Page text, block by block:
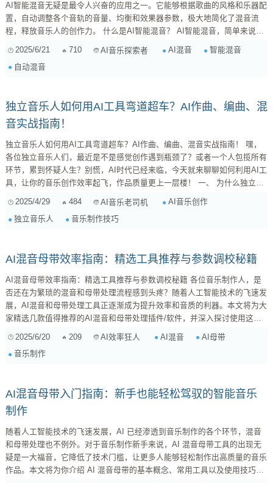
AI智能混音无疑是最令人兴奋的应用之一。它能够根据歌曲的风格和乐器配
置，自动调整各个音轨的音量、均衡和效果器参数，极大地简化了混音流
程，释放音乐人的创作力。 什么是AI智能混音？ AI智能混音，简单来说，
就是利用人工智能算法，模拟专业混音师的工作流程，自动完成混音任务。
它通过分析歌曲的音频数据，识别歌曲的风格、乐器配置、人声特点等信
息，然后根据预设的规则和模型，自动调整各个音轨的音量、均衡、压缩、
2025/6/21 710 AI音乐探索者 AI混音
智能混音
自动混音
独立音乐人如何用AI工具弯道超车？AI作曲、编曲、混
音实战指南！
独立音乐人如何用AI工具弯道超车？AI作曲、编曲、混音实战指南！ 嘿，
各位独立音乐人们，最近是不是感觉创作遇到瓶颈了？或者一个人包揽所有
环节，累到怀疑人生？别慌，AI时代已经来临，今天就来聊聊如何利用AI工
具，让你的音乐创作效率起飞，作品质量更上一层楼！ 一、 为什么独立音
曲、混音、推广…时间被无限切割。AI工具可以帮你快速完成一些重复性工
2025/4/29 484 AI音乐老司机
AI音乐创作
独立音乐人
音乐制作技巧
AI混音母带效率指南：精选工具推荐与参数调校秘籍
AI混音母带效率指南：精选工具推荐与参数调校秘籍 各位音乐制作人，是
否还在为繁琐的混音和母带处理流程感到头疼？随着人工智能技术的飞速发
展，AI混音和母带处理工具正逐渐成为提升效率和音质的利器。本文将为大
家精选几款值得推荐的AI混音和母带处理插件/软件，并深入探讨使用这些
： ...
2025/6/20 209 AI效率狂人 AI混音
AI母带
音乐制作
AI混音母带入门指南：新手也能轻松驾驭的智能音乐
制作
随着人工智能技术的飞速发展，AI 已经渗透到音乐制作的各个环节，混音
和母带处理也不例外。对于音乐制作新手来说，AI 混音母带工具的出现无
疑是一大福音，它降低了技术门槛，让更多人能够轻松制作出高质量的音乐
作品。本文将为你介绍 AI 混音母带的基本概念、常用工具以及使用技巧，